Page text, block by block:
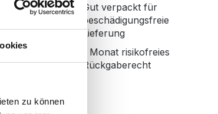
zu können
mit
Gut verpackt für
beschädigungsfreie
Lieferung
1 Monat risikofreies
Rückgaberecht